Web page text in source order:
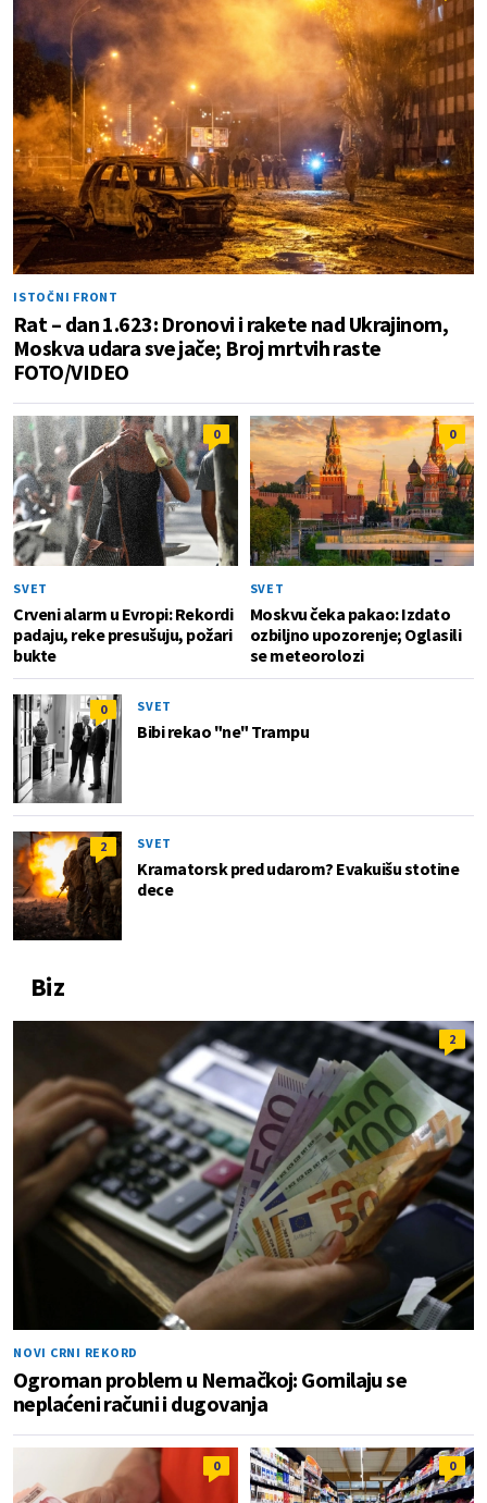
ISTOČNI FRONT
Rat – dan 1.623: Dronovi i rakete nad Ukrajinom,
Moskva udara sve jače; Broj mrtvih raste
FOTO/VIDEO
0
SVET
Crveni alarm u Evropi: Rekordi
padaju, reke presušuju, požari
bukte
0
SVET
Moskvu čeka pakao: Izdato
ozbiljno upozorenje; Oglasili
se meteorolozi
0 SVET
Bibi rekao "ne" Trampu
2 SVET
Kramatorsk pred udarom? Evakuišu stotine
dece
Biz
2
NOVI CRNI REKORD
Ogroman problem u Nemačkoj: Gomilaju se
neplaćeni računi i dugovanja
0 0